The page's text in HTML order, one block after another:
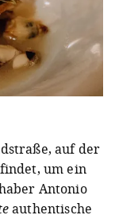
auf der
um ein
Antonio
authentische